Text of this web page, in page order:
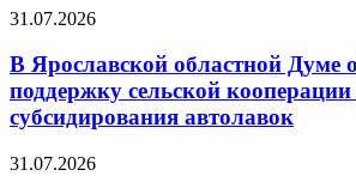
31.07.2026
В Ярославской областной Думе
поддержку сельской
субсидирования автолавок
31.07.2026